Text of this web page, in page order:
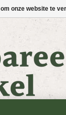
onze website te